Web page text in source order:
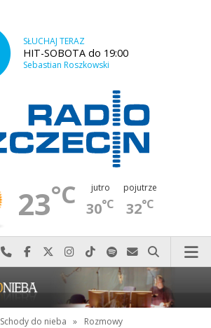
SŁUCHAJ TERAZ
HIT-SOBOTA do 19:00
Sebastian Roszkowski
23°C jutro
30°C
pojutrze
32°C
Najlepiej po prostu do nas zadzwoń
Odwiedź nas na Facebook-u
Odwiedź nas na X
Odwiedź nas na Instagram-ie
Odwiedź nas na TikTok-u
Szukaj nas na Spotify
Wyślij do nas
Szukaj
Schody do nieba » Rozmowy